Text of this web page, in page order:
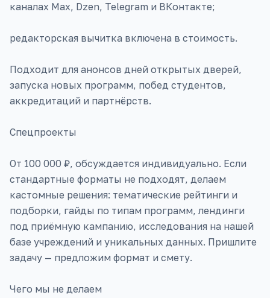
каналах Max, Dzen, Telegram и ВКонтакте;
редакторская вычитка включена в стоимость.
Подходит для анонсов дней открытых дверей,
запуска новых программ, побед студентов,
аккредитаций и партнёрств.
Спецпроекты
От 100 000 ₽, обсуждается индивидуально. Если
стандартные форматы не подходят, делаем
кастомные решения: тематические рейтинги и
подборки, гайды по типам программ, лендинги
под приёмную кампанию, исследования на нашей
базе учреждений и уникальных данных. Пришлите
задачу — предложим формат и смету.
Чего мы не делаем